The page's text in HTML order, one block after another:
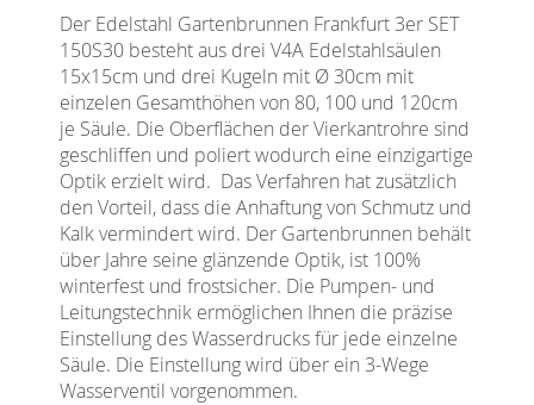
Der Edelstahl Gartenbrunnen Frankfurt 3er SET
150S30 besteht aus drei V4A Edelstahlsäulen
15x15cm und drei Kugeln mit Ø 30cm mit
einzelen Gesamthöhen von 80, 100 und 120cm
je Säule. Die Oberflächen der Vierkantrohre sind
geschliffen und poliert wodurch eine einzigartige
Optik erzielt wird. Das Verfahren hat zusätzlich
den Vorteil, dass die Anhaftung von Schmutz und
Kalk vermindert wird. Der Gartenbrunnen behält
über Jahre seine glänzende Optik, ist 100%
winterfest und frostsicher. Die Pumpen- und
Leitungstechnik ermöglichen Ihnen die präzise
Einstellung des Wasserdrucks für jede einzelne
Säule. Die Einstellung wird über ein 3-Wege
Wasserventil vorgenommen.